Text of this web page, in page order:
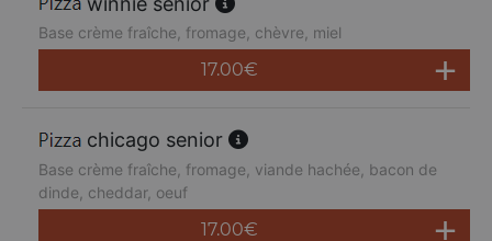
Base crème fraîche, fromage, chèvre, miel
17.00€
chicago senior
Base crème fraîche, fromage, viande hachée, bacon de
dinde, cheddar, oeuf
17.00€